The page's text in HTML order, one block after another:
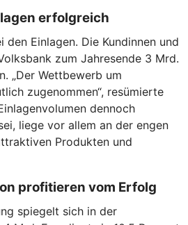
erfolgreich
den Einlagen. Die Kundinnen und
zum Jahresende 3 Mrd.
„Der Wettbewerb um
zugenommen“, resümierte
dennoch
liege vor allem an der engen
Produkten und
profitieren vom Erfolg
spiegelt sich in der